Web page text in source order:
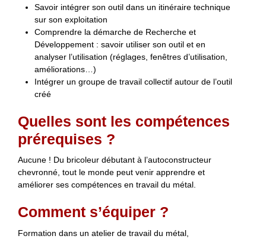
Savoir intégrer son outil dans un itinéraire technique
sur son exploitation
Comprendre la démarche de Recherche et
Développement : savoir utiliser son outil et en
analyser l’utilisation (réglages, fenêtres d’utilisation,
améliorations…)
Intégrer un groupe de travail collectif autour de l’outil
créé
Quelles sont les compétences
prérequises ?
Aucune ! Du bricoleur débutant à l’autoconstructeur
chevronné, tout le monde peut venir apprendre et
améliorer ses compétences en travail du métal.
Comment s’équiper ?
Formation dans un atelier de travail du métal,